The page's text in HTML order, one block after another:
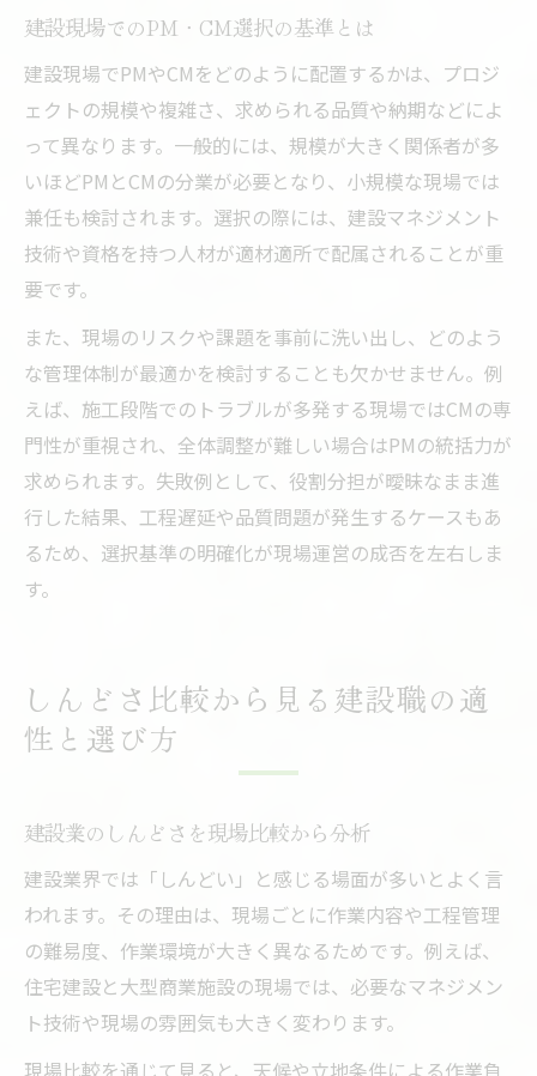
建設現場でのPM・CM選択の基準とは
建設現場でPMやCMをどのように配置するかは、プロジ
ェクトの規模や複雑さ、求められる品質や納期などによ
って異なります。一般的には、規模が大きく関係者が多
いほどPMとCMの分業が必要となり、小規模な現場では
兼任も検討されます。選択の際には、建設マネジメント
技術や資格を持つ人材が適材適所で配属されることが重
要です。
また、現場のリスクや課題を事前に洗い出し、どのよう
な管理体制が最適かを検討することも欠かせません。例
えば、施工段階でのトラブルが多発する現場ではCMの専
門性が重視され、全体調整が難しい場合はPMの統括力が
求められます。失敗例として、役割分担が曖昧なまま進
行した結果、工程遅延や品質問題が発生するケースもあ
るため、選択基準の明確化が現場運営の成否を左右しま
す。
しんどさ比較から見る建設職の適
性と選び方
建設業のしんどさを現場比較から分析
建設業界では「しんどい」と感じる場面が多いとよく言
われます。その理由は、現場ごとに作業内容や工程管理
の難易度、作業環境が大きく異なるためです。例えば、
住宅建設と大型商業施設の現場では、必要なマネジメン
ト技術や現場の雰囲気も大きく変わります。